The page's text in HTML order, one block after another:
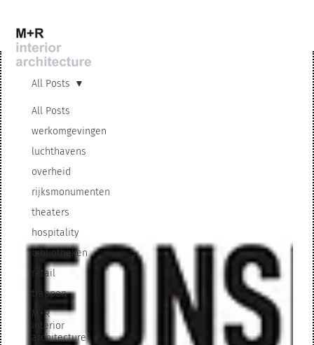
All Posts
werkomgevingen
luchthavens
overheid
rijksmonumenten
theaters
hospitality
bibliotheken
retail
trappen
M+R
interior
architecture
All Posts